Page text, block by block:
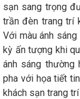
sạn sang trọng
trần đèn trang trí
Với màu ánh
kỳ ấn tượng khi
ánh sáng thường
pha với họa tiết
khách sạn trang